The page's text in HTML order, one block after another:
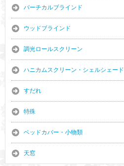
バーチカルブラインド
ウッドブラインド
調光ロールスクリーン
ハニカムスクリーン・シェルシェード
すだれ
特殊
ベッドカバー・小物類
天窓